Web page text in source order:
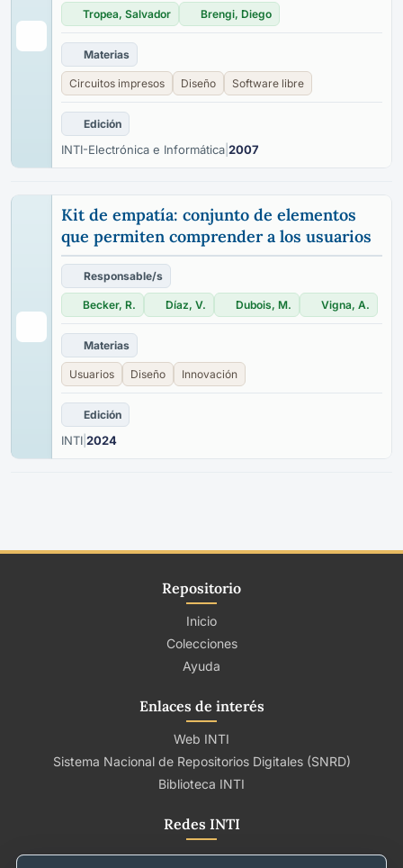
Tropea, Salvador Brengi, Diego
Materias
Circuitos impresos Diseño Software libre
Edición
INTI-Electrónica e Informática 2007
Kit de empatía: conjunto de elementos
que permiten comprender a los usuarios
Responsable/s
Becker, R. Díaz, V. Dubois, M. Vigna, A.
Materias
Usuarios Diseño Innovación
Edición
INTI 2024
Repositorio
Inicio
Colecciones
Ayuda
Enlaces de interés
Web INTI
Sistema Nacional de Repositorios Digitales (SNRD)
Biblioteca INTI
Redes INTI